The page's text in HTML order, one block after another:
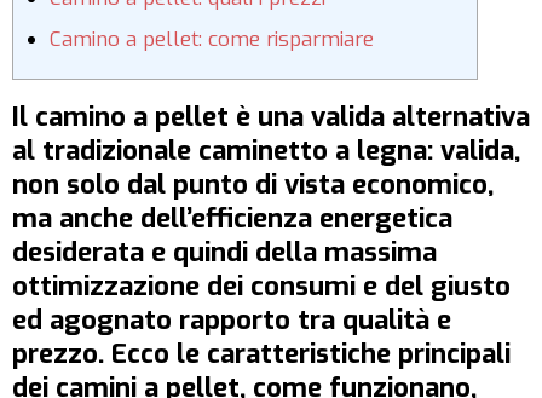
Camino a pellet: come risparmiare
Il camino a pellet è una valida alternativa
al tradizionale caminetto a legna: valida,
non solo dal punto di vista economico,
ma anche dell’efficienza energetica
desiderata e quindi della massima
ottimizzazione dei consumi e del giusto
ed agognato rapporto tra qualità e
prezzo. Ecco le caratteristiche principali
dei camini a pellet, come funzionano,